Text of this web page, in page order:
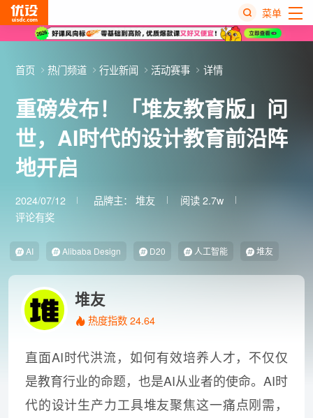
菜单
首页 热门频道 行业新闻 活动赛事 详情
重磅发布！「堆友教育版」问
世，AI时代的设计教育前沿阵
地开启
2024/07/12 品牌主：堆友
阅读 2.7w
评论有奖
AI Alibaba Design D20 人工智能 堆友
直面AI时代洪流，如何有效培养人才，不仅仅
是教育行业的命题，也是AI从业者的使命。AI时
代的设计生产力工具堆友聚焦这一痛点刚需，
堆友
热度指数 24.64